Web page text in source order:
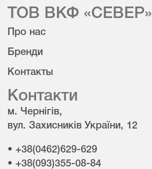
ТОВ ВКФ «СЕВЕР»
Про нас
Бренди
Контакты
Контакти
м. Чернігів,
вул. Захисників України, 12
• +38(0462)629-629
• +38(093)355-08-84